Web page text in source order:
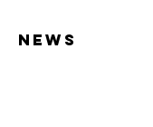
news